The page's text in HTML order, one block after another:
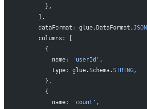
        },
      ],
      dataFormat: glue.DataFormat.
JSON
      columns: [
        {
          name:
'userId' ,
          type: glue.Schema.
STRING,
        },
        {
          name:
'count' ,